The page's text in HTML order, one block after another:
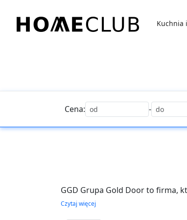
treści
Kuchnia
Cena: -
GGD Grupa Gold Door to firma,
asortyment, wprowadzając nowe
Czytaj więcej